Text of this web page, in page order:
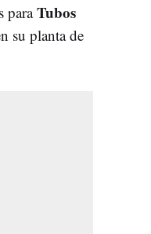
paraTubos
su planta de